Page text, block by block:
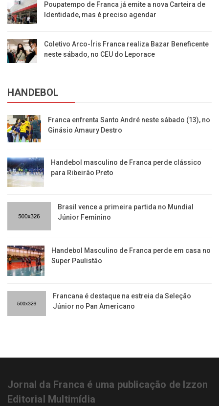
Poupatempo de Franca já emite a nova Carteira de
Identidade, mas é preciso agendar
Coletivo Arco-Íris Franca realiza Bazar Beneficente
neste sábado, no CEU do Leporace
HANDEBOL
Franca enfrenta Santo André neste sábado (13), no
Ginásio Amaury Destro
Handebol masculino de Franca perde clássico
para Ribeirão Preto
Brasil vence a primeira partida no Mundial
Júnior Feminino
Handebol Masculino de Franca perde em casa no
Super Paulistão
Francana é destaque na estreia da Seleção
Júnior no Pan Americano
Jornal da Franca é uma publicação de Izzon
Editorial Multimídia